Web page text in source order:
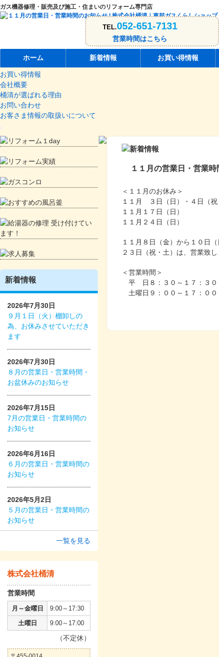
ガス機器修理・販売及び施工・住まいのリフォーム専門店
ホーム 新着情報 お買い得情報
ホーム
新着情報
お買い得情報
会社概要
桶清が選ばれる理由
お問い合わせ
お客さま情報の取扱いについて
TEL.052-651-7131
営業時間はこちら
１１月の営業日・営業
＜１１月のお休み＞
１１月 ３日（日）・４日（祝
１１月１７日（日）
１１月２４日（日）
１１月８日（金）から１０日
２３日（祝・土）は、営業致
＜営業時間＞
平 日８：３０～１７：３０
土曜日９：００～１７：００
新着情報
2026年7月30日
９月１日（火）棚卸しの
為、お休みさせていただき
ます
2026年7月30日
８月の営業日・営業時間・
お盆休みのお知らせ
2026年7月15日
7月の営業日・営業時間の
お知らせ
2026年6月16日
６月の営業日・営業時間の
お知らせ
2026年5月2日
５月の営業日・営業時間の
お知らせ
一覧を見る
株式会社桶清
営業時間
月～金曜日
9:00～17:30
土曜日
9:00～17:00
（不定休）